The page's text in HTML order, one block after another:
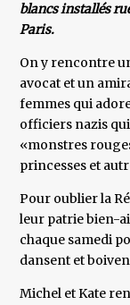
blancs installés
Paris.
On y rencontre
avocat et un
femmes qui
officiers nazis
«monstres
princesses et
Pour oublier la
leur patrie bien-
chaque samedi
dansent et
Michel et Kate